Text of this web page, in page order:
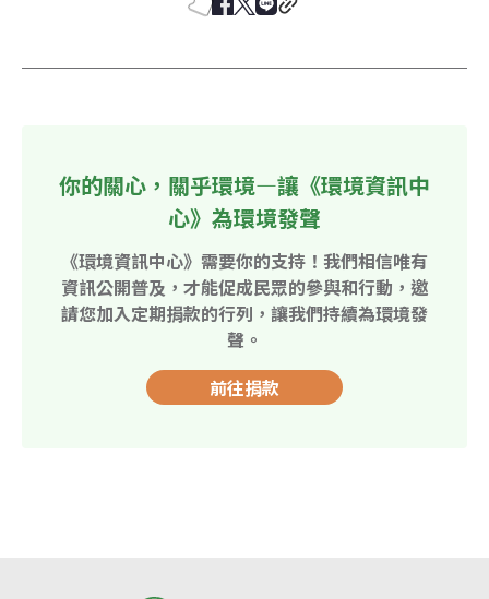
你的關心，關乎環境—讓《環境資訊中
心》為環境發聲
《環境資訊中心》需要你的支持！我們相信唯有
資訊公開普及，才能促成民眾的參與和行動，邀
請您加入定期捐款的行列，讓我們持續為環境發
聲。
前往捐款